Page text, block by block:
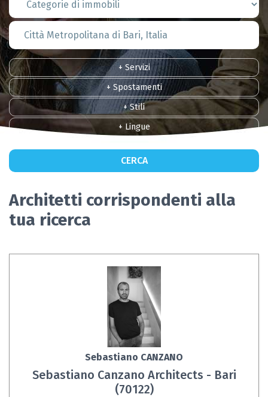
+ Servizi
+ Spostamenti
+ Stili
+ Lingue
CERCA
Architetti corrispondenti alla
tua ricerca
Sebastiano CANZANO
Sebastiano Canzano Architects - Bari
(70122)